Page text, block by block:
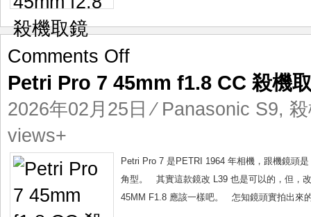
Comments Offon
Pro
45mm
殺
機
鏡
Petri Pro 7 45mm f1.8 CC 殺機
2026年02月25日 ⁄ Panasonic S9,
views+
Petri Pro 7 是PETRI 1964 年相機，跟機鏡頭
角型。 其實這款鏡改 L39 也是可以的，但，
45MM F1.8 應該一樣吧。 怎知鏡頭實拍出來